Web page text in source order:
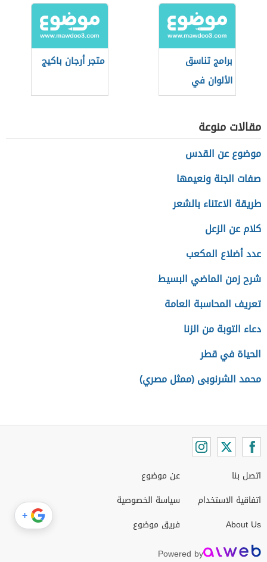
برامج تناسق
الألوان في
الديكور
متجر أرجان باكيج
مقالات منوعة
موضوع عن القدس
صفات الجنة ونعيمها
طريقة الاعتناء بالشعر
كلام عن الزعل
عدد أضلاع المكعب
شرح زمن الماضي البسيط
تعريف المحاسبة العامة
دعاء التوبة من الزنا
الحياة في قطر
محمد الشرنوبى (ممثل مصري)
اتصل بنا
اتفاقية الاستخدام
About Us
عن موضوع
سياسة الخصوصية
فريق موضوع
Powered by
+